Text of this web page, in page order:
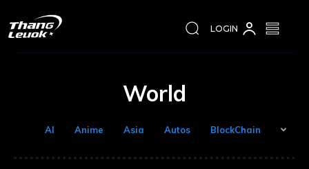
LOGIN
World
AI Anime Asia Autos BlockChain